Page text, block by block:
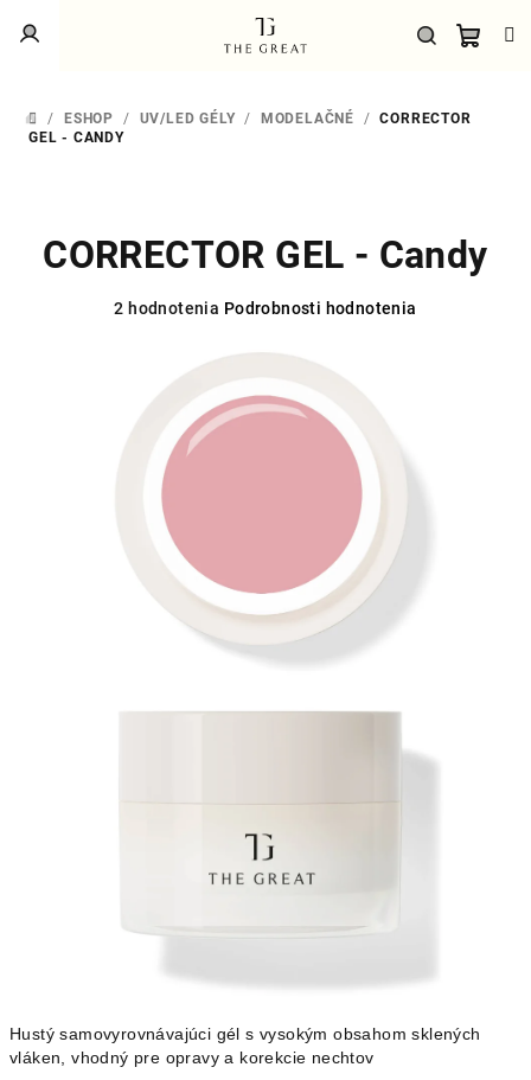
Prihlásenie
DOMOV
/ ESHOP / UV/LED GÉLY / MODELAČNÉ / CORRECTOR
GEL - CANDY
Hustý samovyrovnávajúci gél s vysokým obsahom sklených
vláken, vhodný pre opravy a korekcie nechtov
CORRECTOR GEL - Candy
Priemerné
hviezdičiek.
2 hodnotenia Podrobnosti hodnotenia